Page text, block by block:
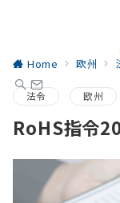
Home 欧州
法令 欧州
RoHS指令